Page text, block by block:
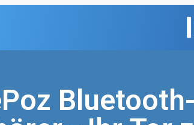
Bluetooth-